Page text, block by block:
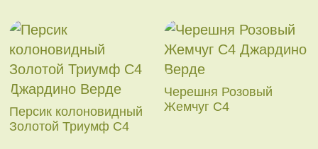
Персик колоновидный
Золотой Триумф С4
Черешня Розовый
Жемчуг С4